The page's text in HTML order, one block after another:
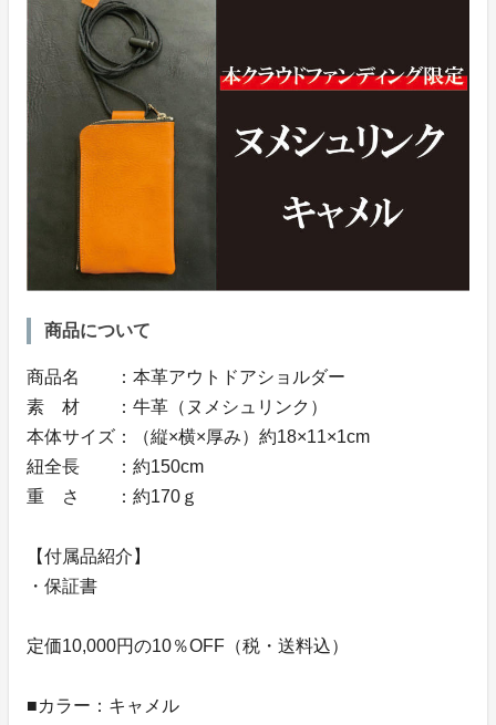
商品について
商品名 ：本革アウトドアショルダー
素 材 ：牛革（ヌメシュリンク）
本体サイズ：（縦×横×厚み）約18×11×1cm
紐全長 ：約150cm
重 さ ：約170ｇ
【付属品紹介】
・保証書
定価10,000円の10％OFF（税・送料込）
■カラー：キャメル